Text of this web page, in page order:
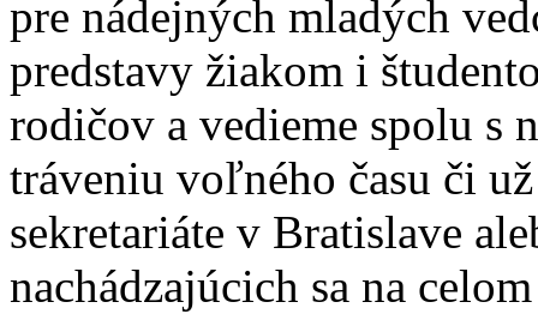
pre nádejných mladých
predstavy žiakom i
rodičov a vedieme spolu s
tráveniu voľného času či
sekretariáte v Bratislave
nachádzajúcich sa na